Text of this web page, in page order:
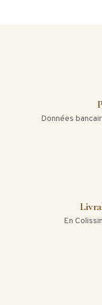
Données
En